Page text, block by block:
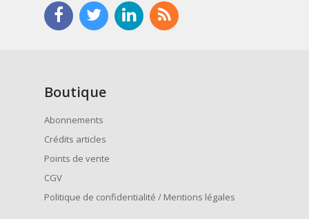
Boutique
Abonnements
Crédits articles
Points de vente
CGV
Politique de confidentialité / Mentions légales